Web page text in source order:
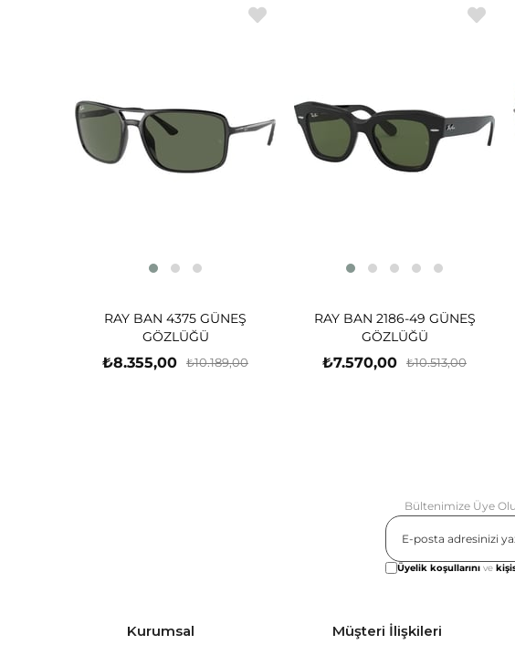
RAY BAN 4375 GÜNEŞ
GÖZLÜĞÜ
₺8.355,00 ₺10.189,00
RAY BAN 2186-49 GÜNEŞ
GÖZLÜĞÜ
₺7.570,00 ₺10.513,00
Bültenimize Üye
Üyelik koşullarını ve
Kurumsal Müşteri İlişkileri